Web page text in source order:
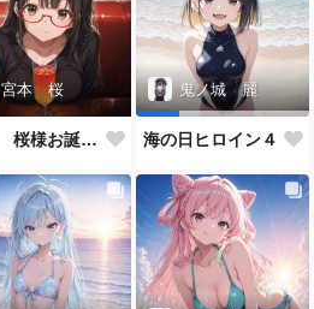
宮本 桜
宮本 桜様お誕生日イラスト
鬼ノ城 麗
海の日ヒロイン４